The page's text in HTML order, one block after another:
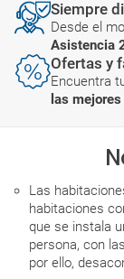
Siempre
Desde el
Asistencia
Ofertas y
Encuentra
las
Las
habitaciones
que se instala
persona, con
por ello,